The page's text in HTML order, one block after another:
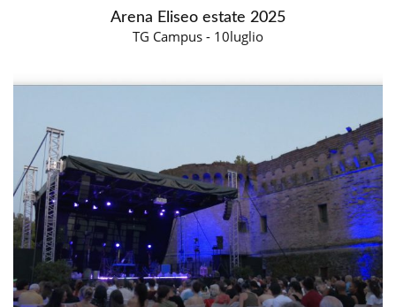
Arena Eliseo estate 2025
TG Campus - 10luglio